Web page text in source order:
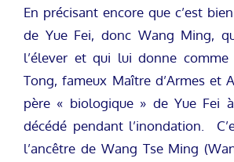
En précisant encore que c’est
de Yue Fei, donc Wang Ming,
l’élever et qui lui donne comme
Tong, fameux Maître d’Armes et
père « biologique » de Yue Fei
décédé pendant l’inondation.
l’ancêtre de Wang Tse Ming